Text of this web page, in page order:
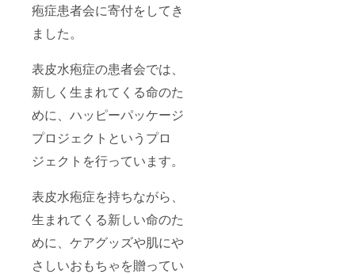
疱症患者会に寄付をしてき
ました。
表皮水疱症の患者会では、
新しく生まれてくる命のた
めに、ハッピーパッケージ
プロジェクトというプロ
ジェクトを行っています。
表皮水疱症を持ちながら、
生まれてくる新しい命のた
めに、ケアグッズや肌にや
さしいおもちゃを贈ってい